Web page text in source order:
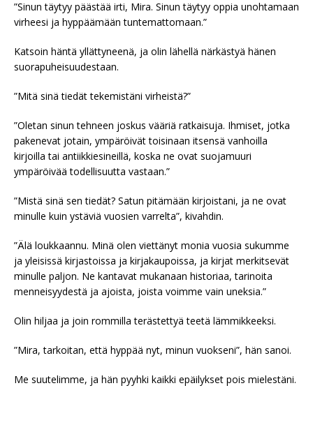
”Sinun täytyy päästää irti, Mira. Sinun täytyy oppia unohtamaan
virheesi ja hyppäämään tuntemattomaan.”
Katsoin häntä yllättyneenä, ja olin lähellä närkästyä hänen
suorapuheisuudestaan.
”Mitä sinä tiedät tekemistäni virheistä?”
”Oletan sinun tehneen joskus vääriä ratkaisuja. Ihmiset, jotka
pakenevat jotain, ympäröivät toisinaan itsensä vanhoilla
kirjoilla tai antiikkiesineillä, koska ne ovat suojamuuri
ympäröivää todellisuutta vastaan.”
”Mistä sinä sen tiedät? Satun pitämään kirjoistani, ja ne ovat
minulle kuin ystäviä vuosien varrelta”, kivahdin.
”Älä loukkaannu. Minä olen viettänyt monia vuosia sukumme
ja yleisissä kirjastoissa ja kirjakaupoissa, ja kirjat merkitsevät
minulle paljon. Ne kantavat mukanaan historiaa, tarinoita
menneisyydestä ja ajoista, joista voimme vain uneksia.”
Olin hiljaa ja join rommilla terästettyä teetä lämmikkeeksi.
”Mira, tarkoitan, että hyppää nyt, minun vuokseni”, hän sanoi.
Me suutelimme, ja hän pyyhki kaikki epäilykset pois mielestäni.